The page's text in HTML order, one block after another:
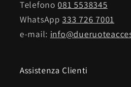
Telefono081 5538345
WhatsApp333 726 7001
e-mail:
Assistenza Clienti